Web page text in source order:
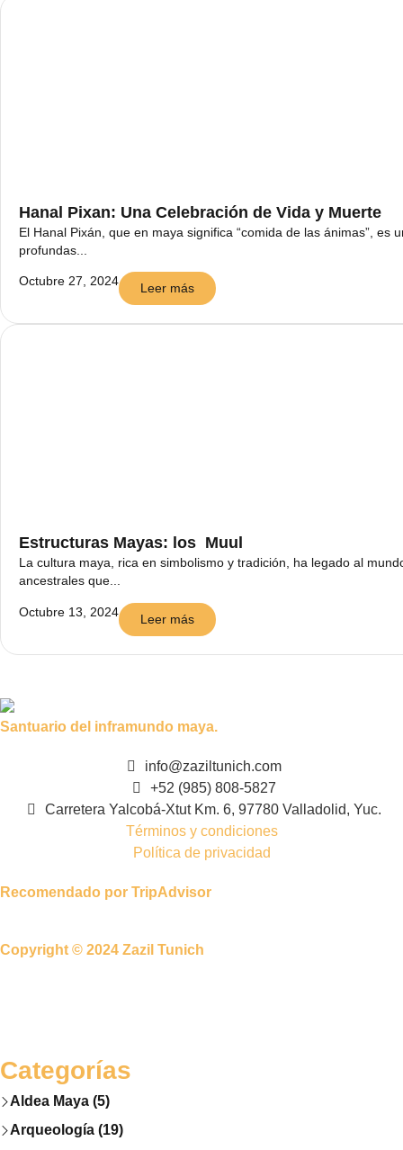
Hanal Pixan: Una Celebración de Vida y Muerte
El Hanal Pixán, que en maya significa “comida de las ánimas”, es
profundas...
Octubre 27, 2024 Leer más
Estructuras Mayas: los Muul
La cultura maya, rica en simbolismo y tradición, ha legado al
ancestrales que...
Octubre 13, 2024 Leer más
Santuario del inframundo maya.
info@zaziltunich.com
+52 (985) 808-5827
Carretera Yalcobá-Xtut Km. 6, 97780 Valladolid, Yuc.
Términos y condiciones
Política de privacidad
Recomendado por TripAdvisor
Copyright © 2024 Zazil Tunich
Categorías
Aldea Maya (5)
Arqueología (19)